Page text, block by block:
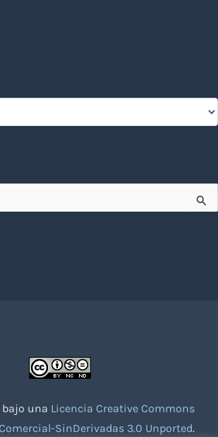
bajo una Licencia Creative Commons
SinDerivadas 3.0 Unported.